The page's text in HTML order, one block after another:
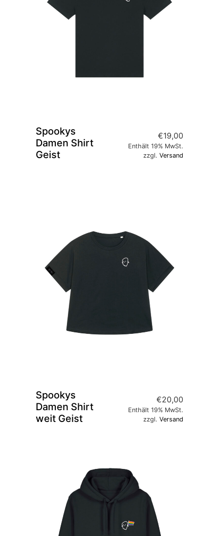
Spookys
Damen Shirt
Geist
€19,00
Enthält 19% MwSt.
zzgl.Versand
Spookys
Damen Shirt
weit Geist
€20,00
Enthält 19% MwSt.
zzgl.Versand